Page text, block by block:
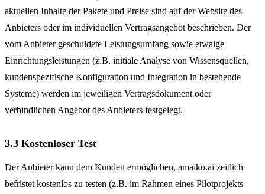
aktuellen Inhalte der Pakete und Preise sind auf der Website des
Anbieters oder im individuellen Vertragsangebot beschrieben. Der
vom Anbieter geschuldete Leistungsumfang sowie etwaige
Einrichtungsleistungen (z.B. initiale Analyse von Wissensquellen,
kundenspezifische Konfiguration und Integration in bestehende
Systeme) werden im jeweiligen Vertragsdokument oder
verbindlichen Angebot des Anbieters festgelegt.
3.3 Kostenloser Test
Der Anbieter kann dem Kunden ermöglichen, amaiko.ai zeitlich
befristet kostenlos zu testen (z.B. im Rahmen eines Pilotprojekts